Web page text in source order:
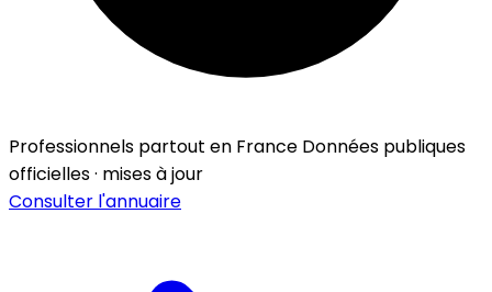
Professionnels partout en France Données publiques
officielles · mises à jour
Consulter l'annuaire